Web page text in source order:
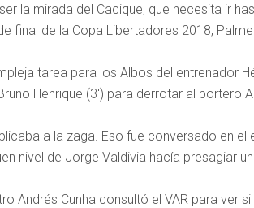
la mirada del Cacique, que necesita ir
final de la Copa Libertadores 2018,
tarea para los Albos del entrenador
Henrique (3′) para derrotar al portero
a la zaga. Eso fue conversado en el
nivel de Jorge Valdivia hacía presagiar
Andrés Cunha consultó el VAR para ver